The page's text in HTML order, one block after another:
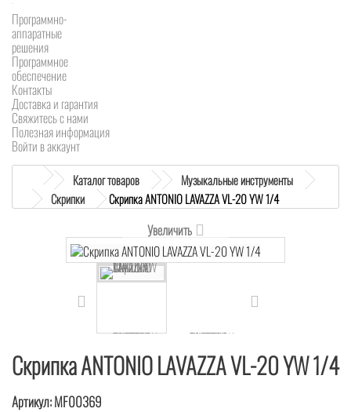
Программно-
аппаратные
решения
Программное
обеспечение
Контакты
Доставка и гарантия
Свяжитесь с нами
Полезная информация
Войти в аккаунт
Каталог товаров
Музыкальные инструменты
Скрипки
Скрипка ANTONIO LAVAZZA VL-20 YW 1/4
Увеличить
Скрипка ANTONIO LAVAZZA VL-20 YW 1/4
Артикул:MF00369